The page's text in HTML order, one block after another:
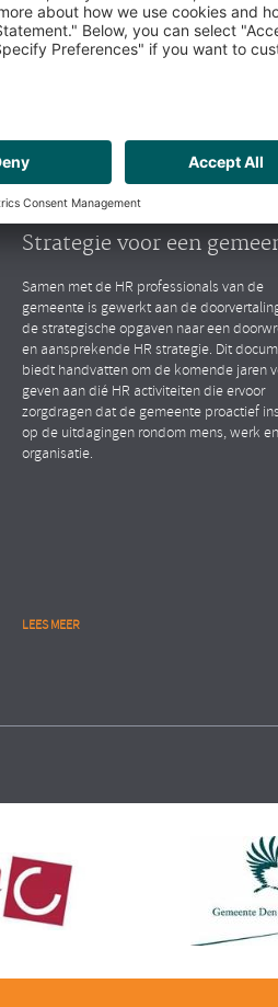
People Strategy
GEMEENTE (ZH)
Opstellen van gedragen HR
Strategie voor een
Samen met de HR professionals van de
gemeente is gewerkt aan de
de strategische opgaven naar een
en aansprekende HR strategie. Dit
biedt handvatten om de komende jaren
geven aan dié HR activiteiten die ervoor
zorgdragen dat de gemeente proactief
op de uitdagingen rondom mens, werk en
organisatie.
LEES MEER
Public
People Analytics
MINISTERIE VAN VEILIGHEID EN